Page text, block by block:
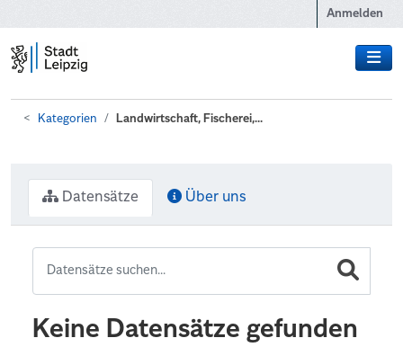
Anmelden
Kategorien Landwirtschaft, Fischerei,...
Datensätze Über uns
Keine Datensätze gefunden